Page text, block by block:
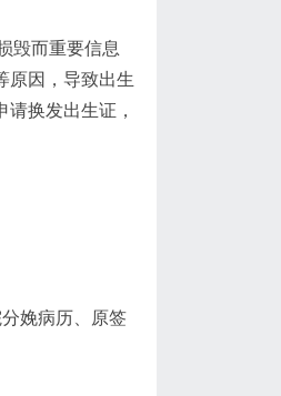
毁而重要信息
原因，导致出生
换发出生证，
娩病历、原签